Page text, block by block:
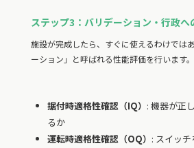
ステップ3：バリデーション・行政へ
施設が完成したら、すぐに使えるわけでは
ーション」と呼ばれる性能評価を行います。
据付時適格性確認（IQ） : 機器が正
るか
運転時適格性確認（OQ） : スイッ